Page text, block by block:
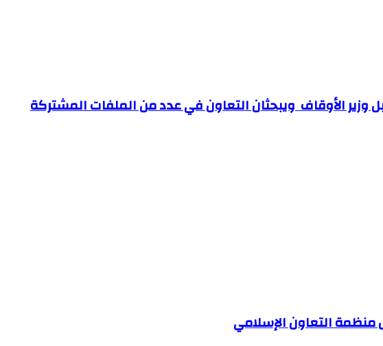
وزير الأوقاف ويبحثان التعاون في عدد من الملفات المشتركة
منظمة التعاون الإسلامي